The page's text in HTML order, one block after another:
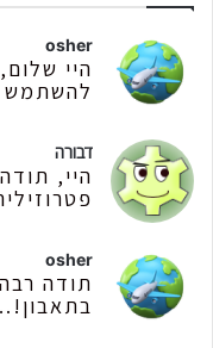
osher
היי
להשתמש
דבורה
היי,
osher
תודה